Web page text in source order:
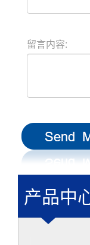
留言内容:
产品中